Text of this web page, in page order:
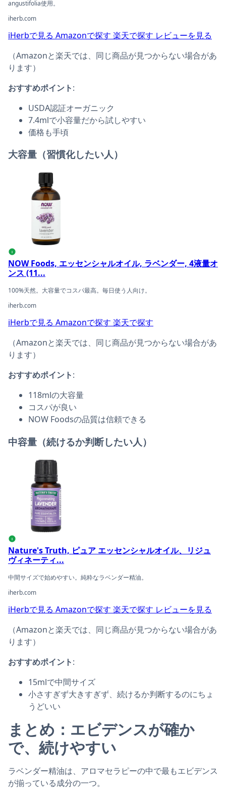
angustifolia使用。
iherb.com
iHerbで見る Amazonで探す 楽天で探す レビューを見る
（Amazonと楽天では、同じ商品が見つからない場合があ
ります）
おすすめポイント:
USDA認証オーガニック
7.4mlで小容量だから試しやすい
価格も手頃
大容量（習慣化したい人）
NOW Foods, エッセンシャルオイル, ラベンダー, 4液量オ
i
NOW Foods, エッセンシャルオイル, ラベンダー, 4液量オ
ンス (11...
100%天然。大容量でコスパ最高。毎日使う人向け。
iherb.com
iHerbで見る Amazonで探す 楽天で探す
（Amazonと楽天では、同じ商品が見つからない場合があ
ります）
おすすめポイント:
118mlの大容量
コスパが良い
NOW Foodsの品質は信頼できる
中容量（続けるか判断したい人）
Nature's Truth, ピュア エッセンシャルオイル、リジュヴ
i
Nature's Truth, ピュア エッセンシャルオイル、リジュ
ヴィネーティ...
中間サイズで始めやすい。純粋なラベンダー精油。
iherb.com
iHerbで見る Amazonで探す 楽天で探す レビューを見る
（Amazonと楽天では、同じ商品が見つからない場合があ
ります）
おすすめポイント:
15mlで中間サイズ
小さすぎず大きすぎず、続けるか判断するのにちょ
うどいい
まとめ：エビデンスが確か
で、続けやすい
ラベンダー精油は、アロマセラピーの中で最もエビデンス
が揃っている成分の一つ。